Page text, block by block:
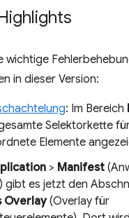
wichtige
in dieser Version:
: Im Bereich
Selektorkette
Elemente
> Manifest
gibt es jetzt den
Overlay(Overlay für